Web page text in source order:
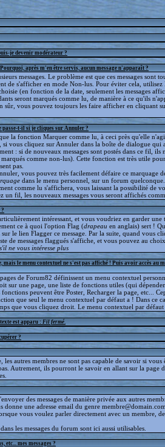
je devenir modérateur ?
après m'en être servis, aucun message n'apparaît ?
messages. Le problème est que ces messages sont
de s'afficher en mode Non-lus. Pour éviter cela,
(en fonction de la date, seulement les messages
seront marqués comme lu, de manière à ce qu'ils
sûr, vous pouvez toujours les faire afficher en cliquant
passe-t-il si je cliques sur Annuler ?
la fonction Marquer comme lu, à ceci près qu'elle
si vous cliquez sur Annuler dans la boîte de dialogue qui
: si de nouveaux messages sont postés dans ce fil, ils
comme non-lus). Cette fonction est très utile
pas.
vous pouvez très facilement défaire ce marquage
dans le menu personnel, sur un forum
comme lu s'affichera, vous laissant la possibilité de
un fil, les nouveaux messages vous seront affichés
intéressant, et vous voudriez en garder une
ce à quoi l'option Flag (drapeau en anglais) sert !
le lien Flagger ce message. Par la suite, quand vous
de messages flaggués s'affiche, et vous pouvez au
ne vous intéresse plus
le menu contextuel ne s'est pas affiché ! Puis avoir accès au
de Forum82 définissent un menu contextuel
sur une page, une liste de fonctions utiles (qui
peuvent être Poster, Recharger la page, etc...
que seul le menu contextuel par défaut a ! Dans ce
que vous cliquez droit. Le menu contextuel par
est apparu : Fil fermé
?
autres membres ne sont pas capable de savoir si vous
Autrement, ils pourront le savoir en allant sur la page
des messages de manière privée aux autres
donne une adresse email du genre
vous voulez parler directement avec un membre,
les messages du forum sont ici aussi utilisables.
etc... mes messages ?